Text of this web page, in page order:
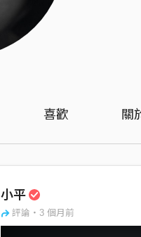
喜歡 關
小平
評論・3 個月前